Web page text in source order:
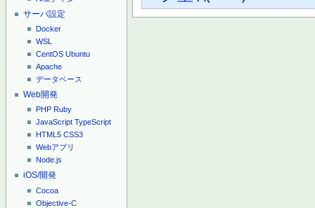
サーバ設定
Docker
WSL
CentOS Ubuntu
Apache
データベース
Web開発
PHP Ruby
JavaScript TypeScript
HTML5 CSS3
Webアプリ
Node.js
iOS/開発
Cocoa
Objective-C